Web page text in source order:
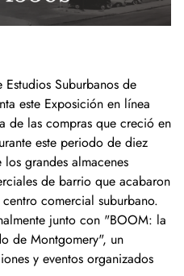
a la Biblioteca y Colecciones
fotografías
de colecciones de museos
de Montgomery
de Estudios Suburbanos
históricos
Lilly Stone
acciones
honor o memoria
lista de correo
voluntariado
Suburbanos de
este Exposición en línea
de las compras que creció en
este periodo de diez
grandes almacenes
de barrio que acabaron
comercial suburbano.
junto con "BOOM: la
de Montgomery", un
y eventos organizados